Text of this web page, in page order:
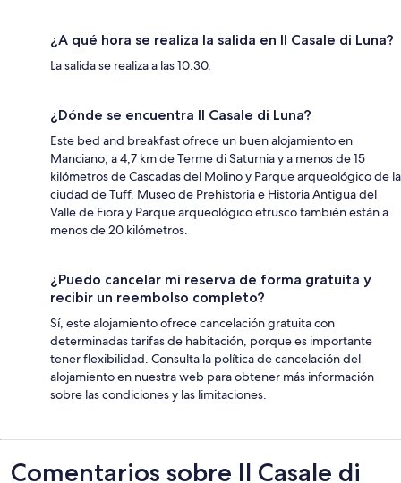
¿A qué hora se realiza la salida en Il Casale di Luna?
La salida se realiza a las 10:30.
¿Dónde se encuentra Il Casale di Luna?
Este bed and breakfast ofrece un buen alojamiento en
Manciano, a 4,7 km de Terme di Saturnia y a menos de 15
kilómetros de Cascadas del Molino y Parque arqueológico de la
ciudad de Tuff. Museo de Prehistoria e Historia Antigua del
Valle de Fiora y Parque arqueológico etrusco también están a
menos de 20 kilómetros.
¿Puedo cancelar mi reserva de forma gratuita y
recibir un reembolso completo?
Sí, este alojamiento ofrece cancelación gratuita con
determinadas tarifas de habitación, porque es importante
tener flexibilidad. Consulta la política de cancelación del
alojamiento en nuestra web para obtener más información
sobre las condiciones y las limitaciones.
Comentarios
Comentarios sobre Il Casale di